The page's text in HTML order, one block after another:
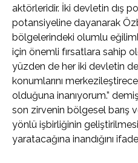
aktörleridir. İki devletin dış
potansiyeline dayanarak
bölgelerindeki olumlu
için önemli fırsatlara sahip
yüzden de her iki devletin
konumlarını
olduğuna inanıyorum.”
son zirvenin bölgesel barış
yönlü işbirliğinin
yaratacağına inandığını